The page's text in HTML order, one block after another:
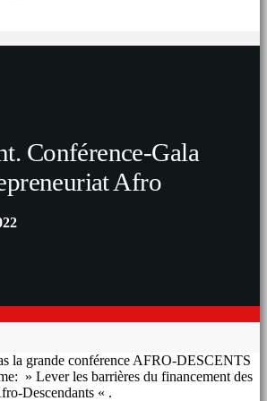
Conférence-Gala
Afro
la grande conférence AFRO-DESCENTS
» Lever les barrières du financement des
Descendants « .